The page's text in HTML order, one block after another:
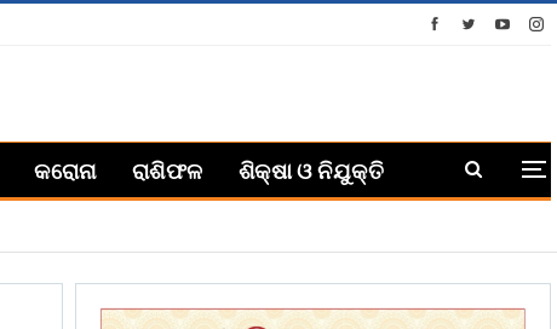
କରୋନା ରାଶିଫଳ ଶିକ୍ଷା ଓ ନିଯୁକ୍ତି